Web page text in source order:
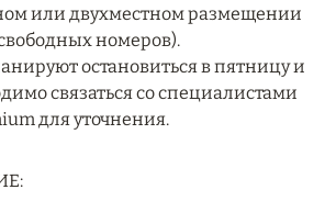
ОТ ULTIMA GSTAAD
или двухместном размещении
номеров).
остановиться в пятницу и
связаться со специалистами
для уточнения.